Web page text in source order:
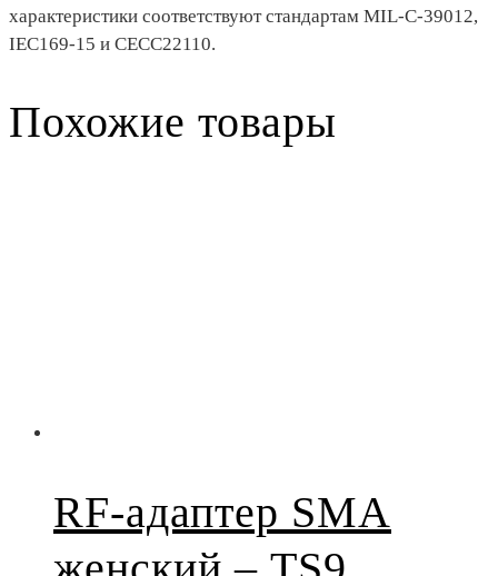
характеристики соответствуют стандартам MIL-C-39012,
IEC169-15 и CECC22110.
Похожие товары
RF-адаптер SMA